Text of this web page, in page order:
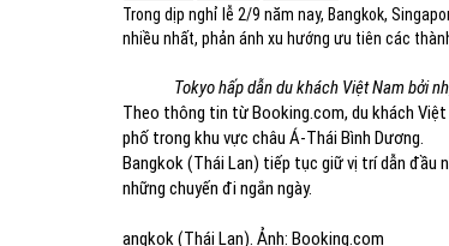
Trong dịp nghỉ lễ 2/9 năm nay, Bangkok,
nhiều nhất, phản ánh xu hướng ưu tiên các
Tokyo hấp dẫn du khách Việt Nam bởi
Theo thông tin từ Booking.com, du khách Việt
phố trong khu vực châu Á-Thái Bình Dương.
Bangkok (Thái Lan) tiếp tục giữ vị trí dẫn đầu
những chuyến đi ngắn ngày.
angkok (Thái Lan). Ảnh: Booking.com